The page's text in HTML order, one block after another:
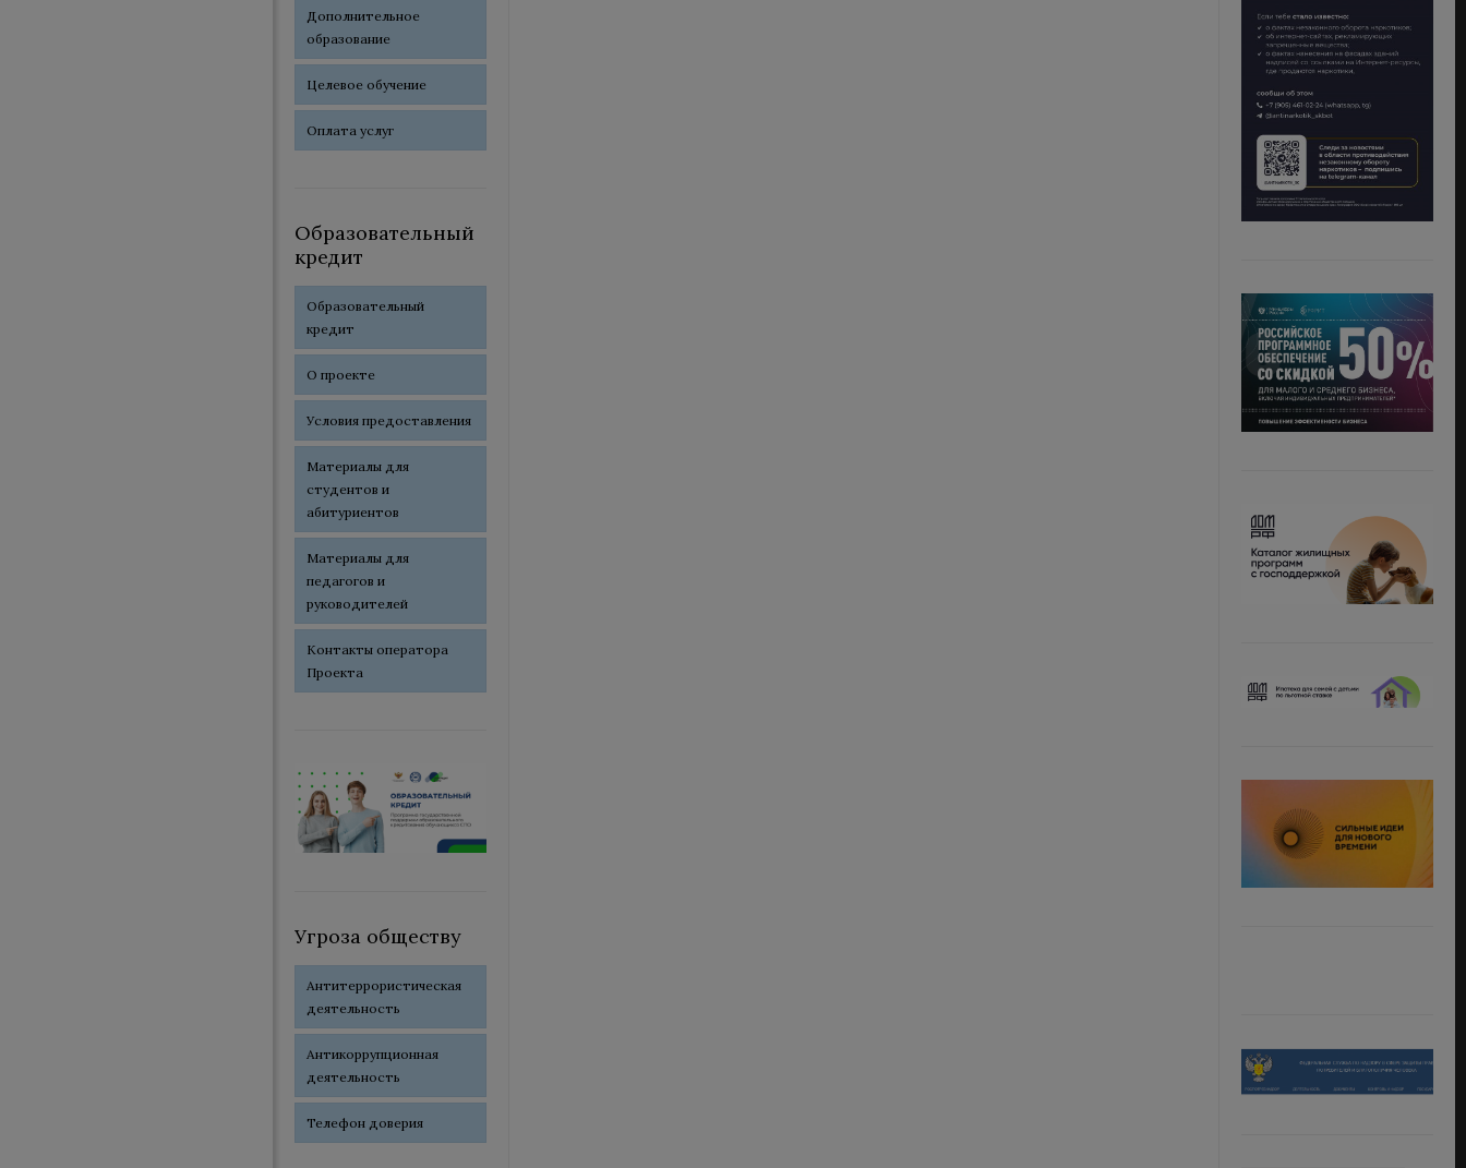
Дополнительное
образование
Целевое обучение
Оплата услуг
Образовательный
кредит
Образовательный
кредит
О проекте
Условия предоставления
Материалы для
студентов и
абитуриентов
Материалы для
педагогов и
руководителей
Контакты оператора
Проекта
Угроза обществу
Антитеррористическая
деятельность
Антикоррупционная
деятельность
Телефон доверия